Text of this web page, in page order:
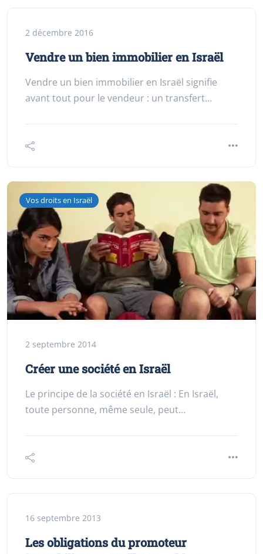
2 décembre 2016
Vendre un bien immobilier en Israël
Vendre un bien immobilier en Israël signifie
avant tout pour le vendeur : un transfert…
Vos droits en Israël
2 septembre 2014
Créer une société en Israël
Le principe de la société en Israël : En Israël,
toute personne, même seule, peut…
16 septembre 2013
Les obligations du promoteur